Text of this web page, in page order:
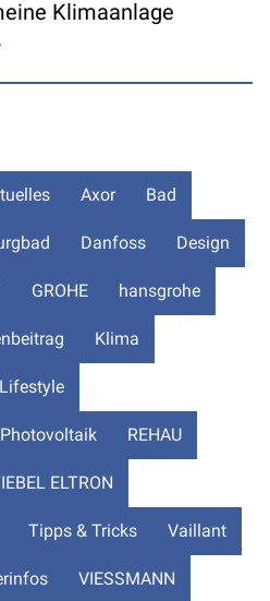
Klimaanlage
Axor Bad
Danfoss Design
GROHE hansgrohe
Klima
Lifestyle
Photovoltaik REHAU
ELTRON
Tipps & Tricks Vaillant
VIESSMANN